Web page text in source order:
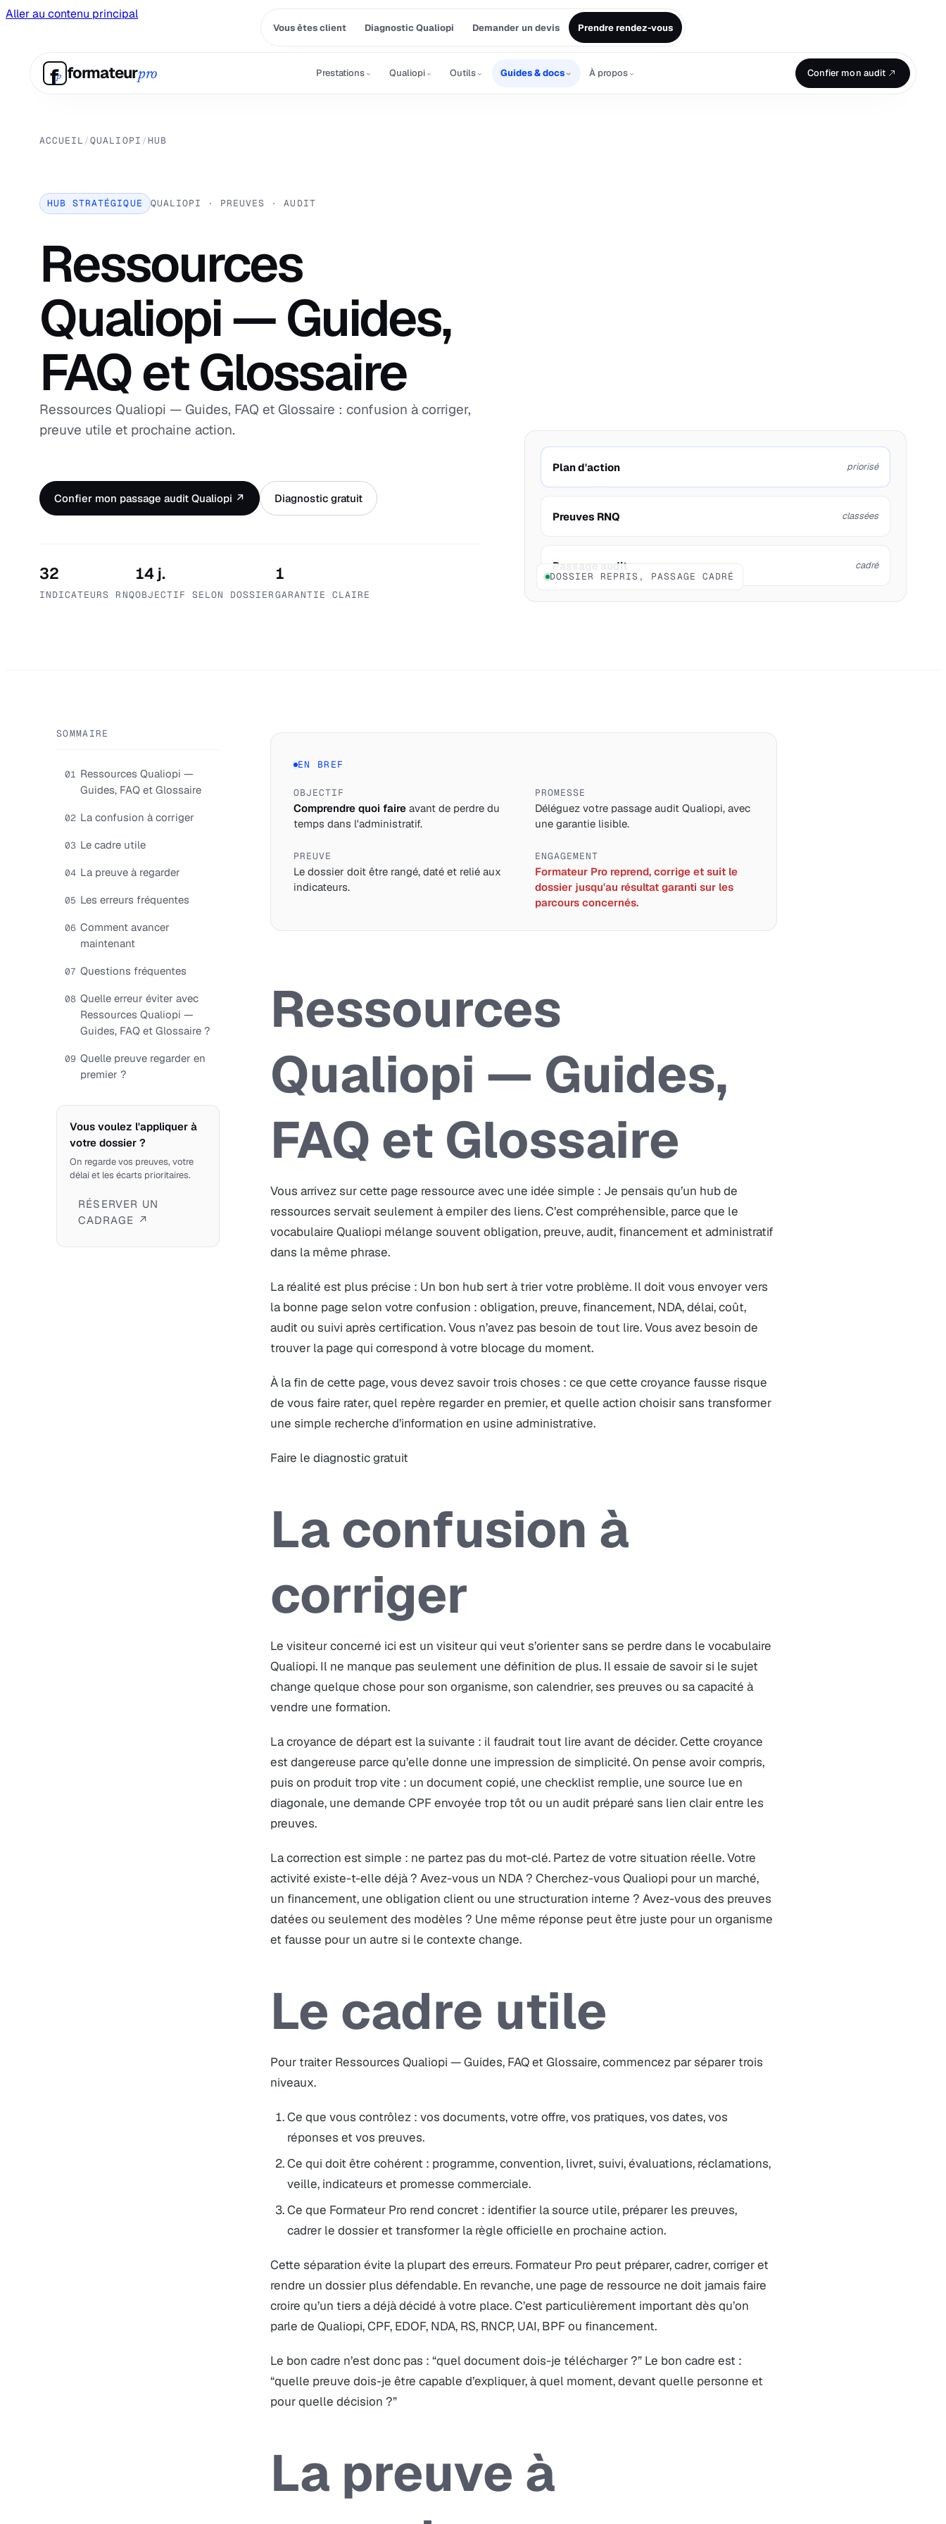
Aller au contenu principal
Vous êtes client Diagnostic Qualiopi Demander un devis Prendre rendez-vous
fp formateurpro Prestations⌄ Qualiopi⌄ Outils⌄ Guides & docs⌄ À propos⌄ Confier mon audit
ACCUEIL /QUALIOPI /HUB
HUB STRATÉGIQUE QUALIOPI · PREUVES · AUDIT
Ressources
Qualiopi — Guides,
FAQ et Glossaire
Ressources Qualiopi — Guides, FAQ et Glossaire : confusion à corriger,
preuve utile et prochaine action.
Confier mon passage audit Qualiopi ↗ Diagnostic gratuit
32
INDICATEURS RNQ
14 j.
OBJECTIF SELON DOSSIER
1
GARANTIE CLAIRE
Plan d'action priorisé
Preuves RNQ classées
Passage audit
cadré
DOSSIER REPRIS, PASSAGE CADRÉ
SOMMAIRE
01 Ressources Qualiopi —
Guides, FAQ et Glossaire
02 La confusion à corriger
03 Le cadre utile
04 La preuve à regarder
05 Les erreurs fréquentes
06 Comment avancer
maintenant
07 Questions fréquentes
08 Quelle erreur éviter avec
Ressources Qualiopi —
Guides, FAQ et Glossaire ?
09 Quelle preuve regarder en
premier ?
Vous voulez l'appliquer à
votre dossier ?
On regarde vos preuves, votre
délai et les écarts prioritaires.
RÉSERVER UN
CADRAGE ↗
EN BREF
OBJECTIF
Comprendre quoi faire avant de perdre du
temps dans l'administratif.
PROMESSE
Déléguez votre passage audit Qualiopi, avec
une garantie lisible.
PREUVE
Le dossier doit être rangé, daté et relié aux
indicateurs.
ENGAGEMENT
Formateur Pro reprend, corrige et suit le
dossier jusqu'au résultat garanti sur les
parcours concernés.
Ressources
Qualiopi — Guides,
FAQ et Glossaire
Vous arrivez sur cette page ressource avec une idée simple : Je pensais qu’un hub de
ressources servait seulement à empiler des liens. C’est compréhensible, parce que le
vocabulaire Qualiopi mélange souvent obligation, preuve, audit, financement et administratif
dans la même phrase.
La réalité est plus précise : Un bon hub sert à trier votre problème. Il doit vous envoyer vers
la bonne page selon votre confusion : obligation, preuve, financement, NDA, délai, coût,
audit ou suivi après certification. Vous n’avez pas besoin de tout lire. Vous avez besoin de
trouver la page qui correspond à votre blocage du moment.
À la fin de cette page, vous devez savoir trois choses : ce que cette croyance fausse risque
de vous faire rater, quel repère regarder en premier, et quelle action choisir sans transformer
une simple recherche d’information en usine administrative.
Faire le diagnostic gratuit
La confusion à
corriger
Le visiteur concerné ici est un visiteur qui veut s’orienter sans se perdre dans le vocabulaire
Qualiopi. Il ne manque pas seulement une définition de plus. Il essaie de savoir si le sujet
change quelque chose pour son organisme, son calendrier, ses preuves ou sa capacité à
vendre une formation.
La croyance de départ est la suivante : il faudrait tout lire avant de décider. Cette croyance
est dangereuse parce qu’elle donne une impression de simplicité. On pense avoir compris,
puis on produit trop vite : un document copié, une checklist remplie, une source lue en
diagonale, une demande CPF envoyée trop tôt ou un audit préparé sans lien clair entre les
preuves.
La correction est simple : ne partez pas du mot-clé. Partez de votre situation réelle. Votre
activité existe-t-elle déjà ? Avez-vous un NDA ? Cherchez-vous Qualiopi pour un marché,
un financement, une obligation client ou une structuration interne ? Avez-vous des preuves
datées ou seulement des modèles ? Une même réponse peut être juste pour un organisme
et fausse pour un autre si le contexte change.
Le cadre utile
Pour traiter Ressources Qualiopi — Guides, FAQ et Glossaire, commencez par séparer trois
niveaux.
Ce que vous contrôlez : vos documents, votre offre, vos pratiques, vos dates, vos
réponses et vos preuves.
Ce qui doit être cohérent : programme, convention, livret, suivi, évaluations, réclamations,
veille, indicateurs et promesse commerciale.
Ce que Formateur Pro rend concret : identifier la source utile, préparer les preuves,
cadrer le dossier et transformer la règle officielle en prochaine action.
Cette séparation évite la plupart des erreurs. Formateur Pro peut préparer, cadrer, corriger et
rendre un dossier plus défendable. En revanche, une page de ressource ne doit jamais faire
croire qu’un tiers a déjà décidé à votre place. C’est particulièrement important dès qu’on
parle de Qualiopi, CPF, EDOF, NDA, RS, RNCP, UAI, BPF ou financement.
Le bon cadre n’est donc pas : “quel document dois-je télécharger ?” Le bon cadre est :
“quelle preuve dois-je être capable d’expliquer, à quel moment, devant quelle personne et
pour quelle décision ?”
La preuve à